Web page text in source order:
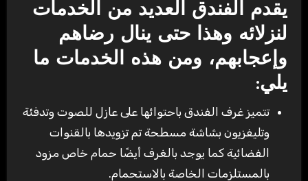
يقدم الفندق العديد من الخدمات
لنزلائه وهذا حتى ينال رضاهم
وإعجابهم، ومن هذه الخدمات ما
يلي:
تتميز غرف الفندق باحتوائها على عازل للصوت وتدفئة
وتليفزيون بشاشة مسطحة تم تزويدها بالقنوات
الفضائية كما يوجد بالغرف أيضًا حمام خاص مزود
بالمستلزمات الخاصة بالاستحمام.